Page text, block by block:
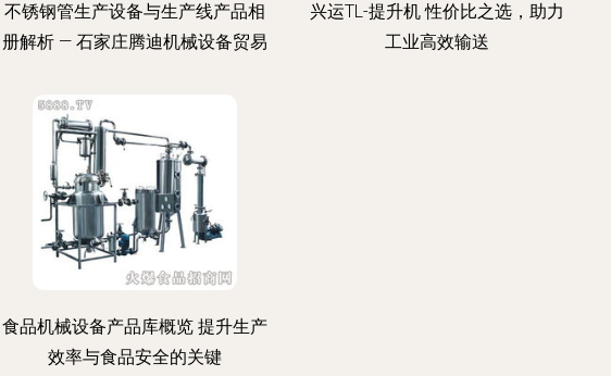
不锈钢管生产设备与生产线产品相
册解析 — 石家庄腾迪机械设备贸易
兴运TL-提升机 性价比之选，助力
工业高效输送
食品机械设备产品库概览 提升生产
效率与食品安全的关键